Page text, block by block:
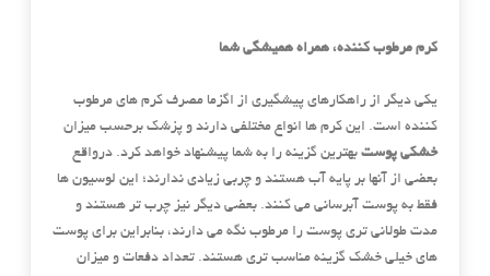
کرم مرطوب کننده، همراه همیشگی شما
یکی دیگر از راهکارهای پیشگیری از اگزما مصرف کرم های مرطوب
کننده است. این کرم ها انواع مختلفی دارند و پزشک برحسب میزان
خشکی پوستبهترین گزینه را به شما پیشنهاد خواهد کرد. درواقع
بعضی از آنها بر پایه آب هستند و چربی زیادی ندارند؛ این لوسیون ها
فقط به پوست آبرسانی می کنند. بعضی دیگر نیز چرب تر هستند و
مدت طولانی تری پوست را مرطوب نگه می دارند، بنابراین برای پوست
های خیلی خشک گزینه مناسب تری هستند. تعداد دفعات و میزان